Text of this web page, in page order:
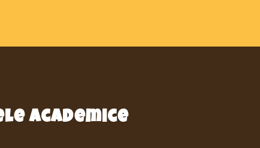
academice